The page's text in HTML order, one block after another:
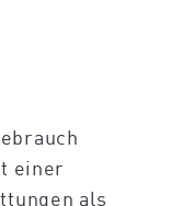
einer
als